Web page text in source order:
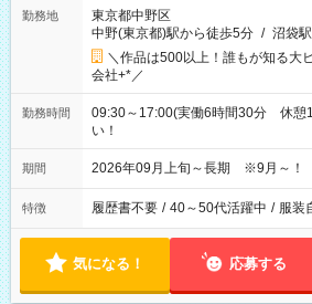
勤務地
東京都中野区
中野(東京都)駅から徒歩5分 / 沼袋
＼作品は500以上！誰もが知る大
会社+*／
勤務時間
09:30～17:00(実働6時間30分 休憩
い！
期間 2026年09月上旬～長期 ※9月～！
特徴 履歴書不要 / 40～50代活躍中 / 服装
気になる！ 応募する